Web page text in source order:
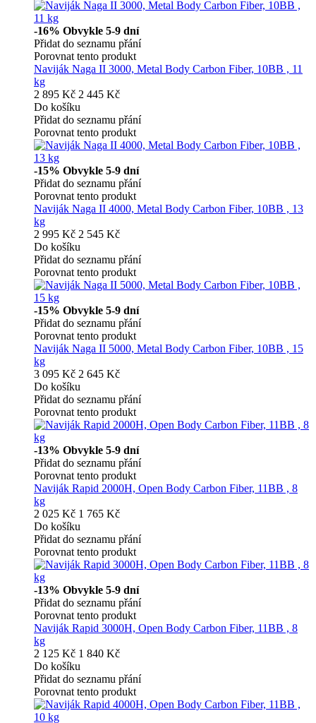
-16% Obvykle 5-9 dní
Přidat do seznamu přání
Porovnat tento produkt
Naviják Naga II 3000, Metal Body Carbon Fiber, 10BB , 11
kg
2 895 Kč 2 445 Kč
Do košíku
Přidat do seznamu přání
Porovnat tento produkt
-15% Obvykle 5-9 dní
Přidat do seznamu přání
Porovnat tento produkt
Naviják Naga II 4000, Metal Body Carbon Fiber, 10BB , 13
kg
2 995 Kč 2 545 Kč
Do košíku
Přidat do seznamu přání
Porovnat tento produkt
-15% Obvykle 5-9 dní
Přidat do seznamu přání
Porovnat tento produkt
Naviják Naga II 5000, Metal Body Carbon Fiber, 10BB , 15
kg
3 095 Kč 2 645 Kč
Do košíku
Přidat do seznamu přání
Porovnat tento produkt
-13% Obvykle 5-9 dní
Přidat do seznamu přání
Porovnat tento produkt
Naviják Rapid 2000H, Open Body Carbon Fiber, 11BB , 8
kg
2 025 Kč 1 765 Kč
Do košíku
Přidat do seznamu přání
Porovnat tento produkt
-13% Obvykle 5-9 dní
Přidat do seznamu přání
Porovnat tento produkt
Naviják Rapid 3000H, Open Body Carbon Fiber, 11BB , 8
kg
2 125 Kč 1 840 Kč
Do košíku
Přidat do seznamu přání
Porovnat tento produkt